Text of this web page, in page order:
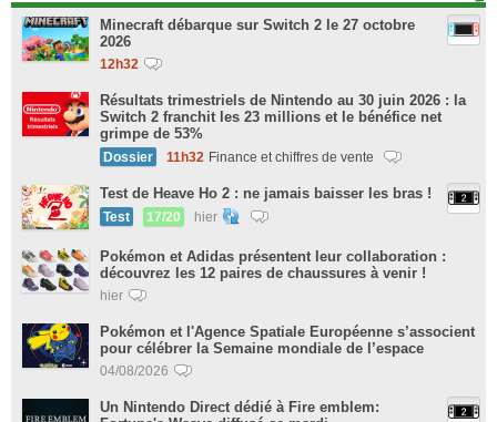
Minecraft débarque sur Switch 2 le 27 octobre
2026
12h32
Résultats trimestriels de Nintendo au 30 juin 2026 : la
Switch 2 franchit les 23 millions et le bénéfice net
grimpe de 53%
Dossier 11h32 Finance et chiffres de vente
Test de Heave Ho 2 : ne jamais baisser les bras !
Test 17/20 hier
Pokémon et Adidas présentent leur collaboration :
découvrez les 12 paires de chaussures à venir !
hier
Pokémon et l'Agence Spatiale Européenne s’associent
pour célébrer la Semaine mondiale de l’espace
04/08/2026
Un Nintendo Direct dédié à Fire emblem: